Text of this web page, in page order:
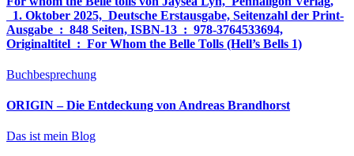
‎ 1. Oktober 2025, ‎ Deutsche Erstausgabe, Seitenzahl der Print-
Ausgabe ‏ : ‎ 848 Seiten, ISBN-13 ‏ : ‎ 978-3764533694,
Originaltitel ‏ : ‎ For Whom the Belle Tolls (Hell’s Bells 1)
Buchbesprechung
ORIGIN – Die Entdeckung von Andreas Brandhorst
Das ist mein Blog